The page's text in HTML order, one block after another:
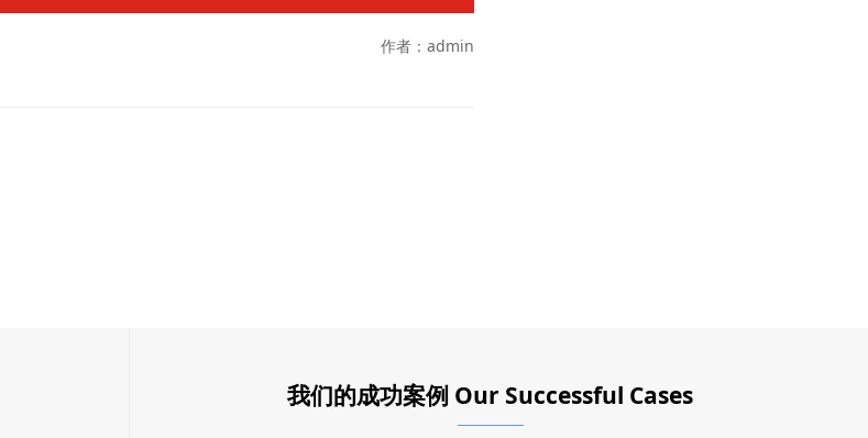
作者：admin
我们的成功案例 Our Successful Cases